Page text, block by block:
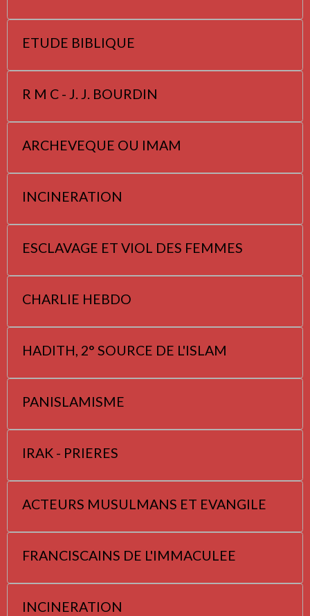
ETUDE BIBLIQUE
R M C - J. J. BOURDIN
ARCHEVEQUE OU IMAM
INCINERATION
ESCLAVAGE ET VIOL DES FEMMES
CHARLIE HEBDO
HADITH, 2° SOURCE DE L'ISLAM
PANISLAMISME
IRAK - PRIERES
ACTEURS MUSULMANS ET EVANGILE
FRANCISCAINS DE L'IMMACULEE
INCINERATION